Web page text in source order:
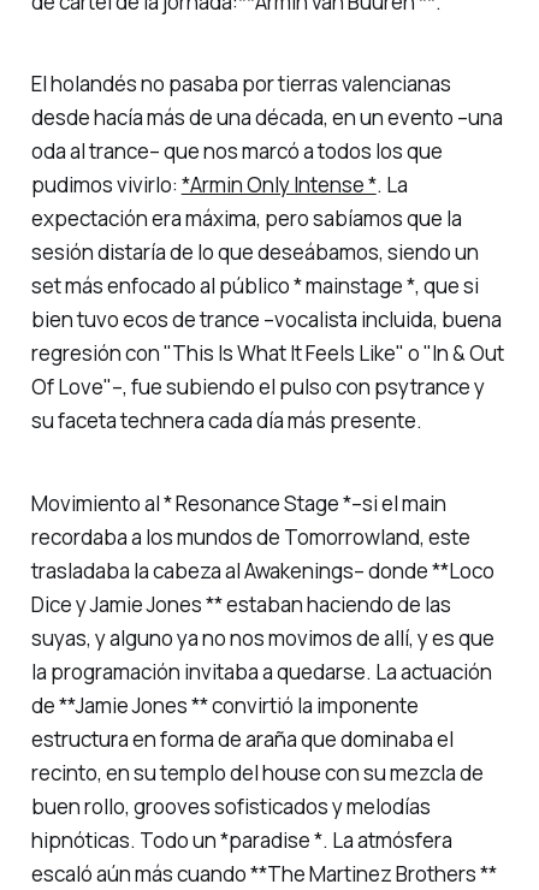
El holandés no pasaba por tierras valencianas
desde hacía más de una década, en un evento –una
oda al trance– que nos marcó a todos los que
pudimos vivirlo: *Armin Only Intense *. La
expectación era máxima, pero sabíamos que la
sesión distaría de lo que deseábamos, siendo un
set más enfocado al público * mainstage *, que si
bien tuvo ecos de trance –vocalista incluida, buena
regresión con"This Is What It Feels Like" o"In & Out
Of Love"–, fue subiendo el pulso con psytrance y
su faceta technera cada día más presente.
Movimiento al * Resonance Stage *–si el main
recordaba a los mundos de Tomorrowland, este
trasladaba la cabeza al Awakenings– donde **Loco
Dice y Jamie Jones ** estaban haciendo de las
suyas, y alguno ya no nos movimos de allí, y es que
la programación invitaba a quedarse. La actuación
de **Jamie Jones ** convirtió la imponente
estructura en forma de araña que dominaba el
recinto, en su templo del house con su mezcla de
buen rollo, grooves sofisticados y melodías
hipnóticas. Todo un *paradise *. La atmósfera
escaló aún más cuando **The Martinez Brothers **